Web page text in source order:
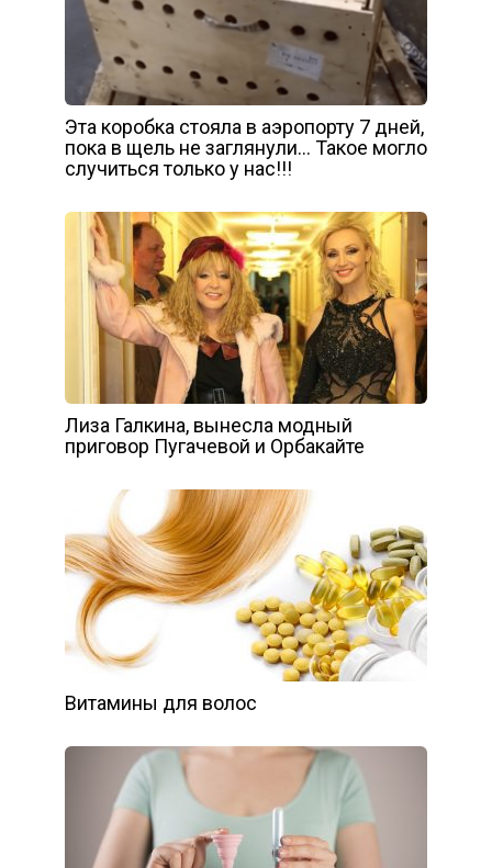
Эта коробка стояла в аэропорту 7 дней,
пока в щель не заглянули… Такое могло
случиться только у нас!!!
Лиза Галкина, вынесла модный
приговор Пугачевой и Орбакайте
Витамины для волос